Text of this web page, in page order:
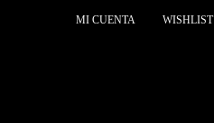
MI CUENTA WISHLIST